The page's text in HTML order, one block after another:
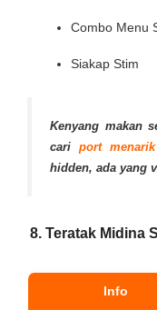
Combo Menu
Siakap Stim
Kenyang makan
cari port
hidden, ada yang
8. Teratak Midina
Info